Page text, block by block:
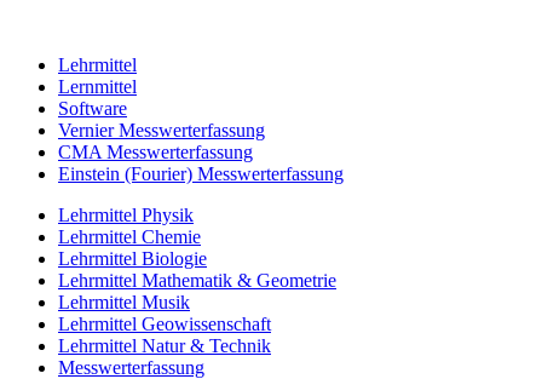
Lehrmittel
Lernmittel
Software
Vernier Messwerterfassung
CMA Messwerterfassung
Einstein (Fourier) Messwerterfassung
Lehrmittel Physik
Lehrmittel Chemie
Lehrmittel Biologie
Lehrmittel Mathematik & Geometrie
Lehrmittel Musik
Lehrmittel Geowissenschaft
Lehrmittel Natur & Technik
Messwerterfassung